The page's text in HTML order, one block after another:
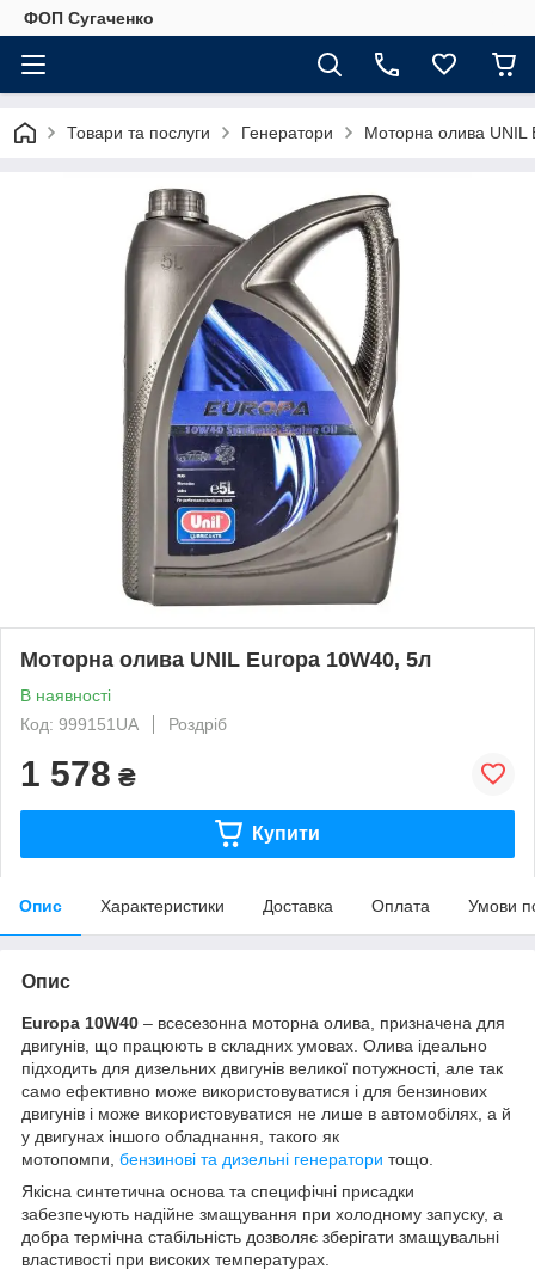
ФОП Сугаченко
Товари та послуги Генератори Моторна олива UNIL
Моторна олива UNIL Europa 10W40, 5л
В наявності
Код: 999151UA
Роздріб
1 578 ₴
Купити
Опис Характеристики Доставка Оплата Умови
Опис
Europa 10W40 – всесезонна моторна олива, призначена для
двигунів, що працюють в складних умовах. Олива ідеально
підходить для дизельних двигунів великої потужності, але так
само ефективно може використовуватися і для бензинових
двигунів і може використовуватися не лише в автомобілях, а й
у двигунах іншого обладнання, такого як
мотопомпи, бензинові та дизельні генератори тощо.
Якісна синтетична основа та специфічні присадки
забезпечують надійне змащування при холодному запуску, а
добра термічна стабільність дозволяє зберігати змащувальні
властивості при високих температурах.